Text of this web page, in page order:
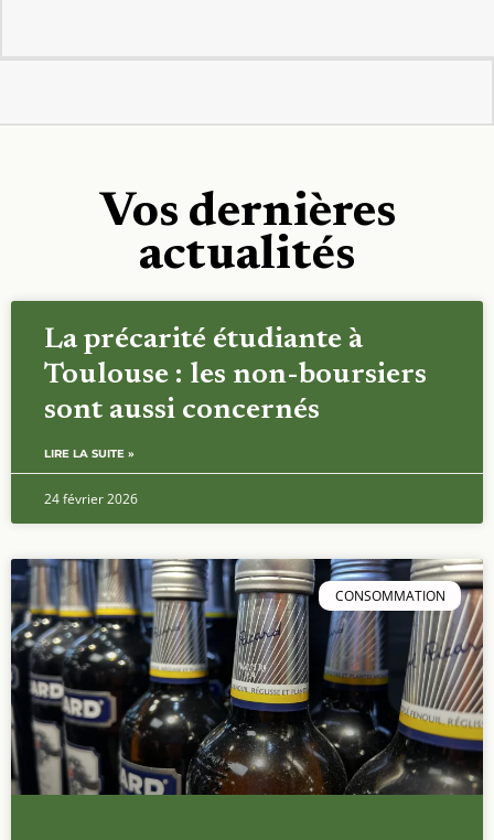
Vos dernières
actualités
La précarité étudiante à
Toulouse : les non-boursiers
sont aussi concernés
LIRE LA SUITE »
24 février 2026
CONSOMMATION